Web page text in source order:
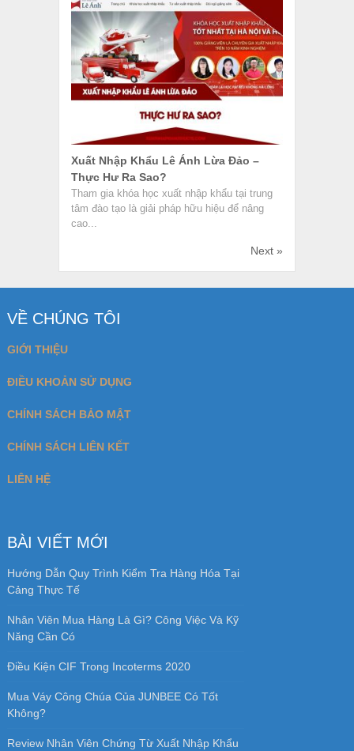
Xuất Nhập Khẩu Lê Ánh Lừa Đảo –
Thực Hư Ra Sao?
Tham gia khóa học xuất nhập khẩu tại trung
tâm đào tạo là giải pháp hữu hiệu để nâng
cao...
Next »
VỀ CHÚNG TÔI
GIỚI THIỆU
ĐIỀU KHOẢN SỬ DỤNG
CHÍNH SÁCH BẢO MẬT
CHÍNH SÁCH LIÊN KẾT
LIÊN HỆ
BÀI VIẾT MỚI
Hướng Dẫn Quy Trình Kiểm Tra Hàng Hóa Tại
Cảng Thực Tế
Nhân Viên Mua Hàng Là Gì? Công Việc Và Kỹ
Năng Cần Có
Điều Kiện CIF Trong Incoterms 2020
Mua Váy Công Chúa Của JUNBEE Có Tốt
Không?
Review Nhân Viên Chứng Từ Xuất Nhập Khẩu